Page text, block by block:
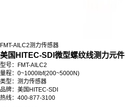
FMT-AILC2测力传感器
美国HITEC-SDI微型螺纹线测力元件
型号： FMT-AILC2
量程：0~1000lbf(200~5000N)
类型：测力传感器
品牌：美国HITEC-SDI
热线：400-877-3100